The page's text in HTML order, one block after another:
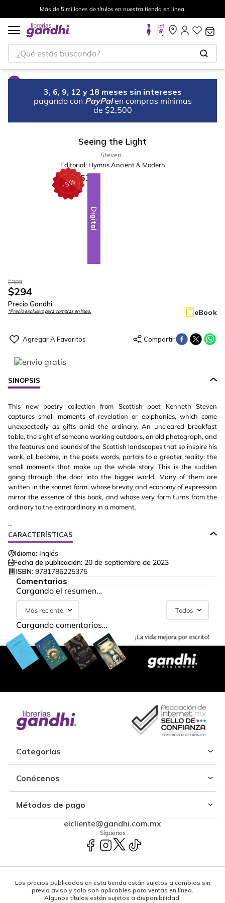
Más de 5 millones de títulos en nuestra tienda en línea.
¿Qué estás buscando?
3, 6, 9, 12 y 18 meses sin intereses
pagando con PayPal en compras mínimas
de $2,500
Seeing the Light
Steven .
Editorial: Hymns Ancient & Modern
-5%
Digital
$309
$294
Precio Gandhi
*Precio exclusivo para compras en línea. eBook
SINOPSIS
This new poetry collection from Scottish poet Kenneth Steven
captures small moments of revelation or epiphanies, which come
unexpectedly as gifts amid the ordinary. An uncleared breakfast
table, the sight of someone working outdoors, an old photograph, and
the features and sounds of the Scottish landscapes that so inspire his
work, all become, in the poets words, portals to a greater reality: the
small moments that make up the whole story. This is the sudden
going through the door into the bigger world. Many of them are
written in the sonnet form, whose brevity and economy of expression
mirror the essence of this book, and whose very form turns from the
ordinary to the extraordinary in a moment.
...
CARACTERÍSTICAS
Idioma: Inglés
Fecha de publicación: 20 de septiembre de 2023
ISBN: 9781786225375
Comentarios
Cargando el resumen…
Más reciente Todos
Cargando comentarios…
Categorías
Conócenos
Métodos de pago
elcliente@gandhi.com.mx
Síguenos
Los precios publicados en esta tienda están sujetos a cambios sin
previo aviso y solo son aplicables para ventas en línea.
Algunos títulos están sujetos a disponibilidad.